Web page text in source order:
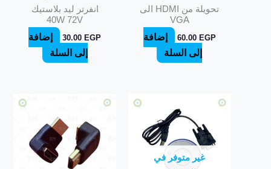
تحويلة من HDMI الى
VGA
60.00 EGP
إضافة
إلى السلة
انفرتر ليد بلاستيك
40W 72V
30.00 EGP
إضافة
إلى السلة
غير متوفر في